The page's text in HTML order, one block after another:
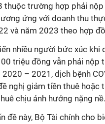
thuộc trường hợp phải nộp
ứng với doanh thu
và năm 2023 theo hợp
nhiều người bức xúc khi
triệu đồng vẫn phải nộp
– 2021, dịch bệnh
nghị giảm tiền thuê hoặc
chịu ảnh hưởng nặng nề.
đề này, Bộ Tài chính cho